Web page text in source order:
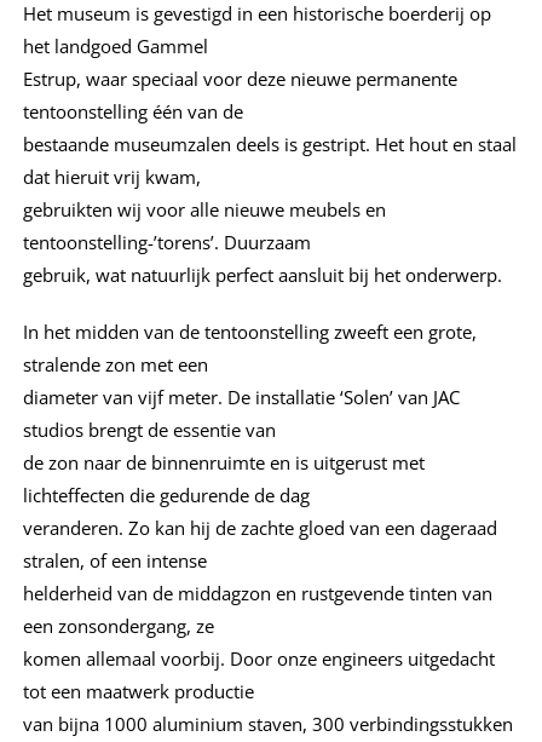
Het museum is gevestigd in een historische boerderij op
het landgoed Gammel
Estrup, waar speciaal voor deze nieuwe permanente
tentoonstelling één van de
bestaande museumzalen deels is gestript. Het hout en staal
dat hieruit vrij kwam,
gebruikten wij voor alle nieuwe meubels en
tentoonstelling-’torens’. Duurzaam
gebruik, wat natuurlijk perfect aansluit bij het onderwerp.
In het midden van de tentoonstelling zweeft een grote,
stralende zon met een
diameter van vijf meter. De installatie ‘Solen’ van JAC
studios brengt de essentie van
de zon naar de binnenruimte en is uitgerust met
lichteffecten die gedurende de dag
veranderen. Zo kan hij de zachte gloed van een dageraad
stralen, of een intense
helderheid van de middagzon en rustgevende tinten van
een zonsondergang, ze
komen allemaal voorbij. Door onze engineers uitgedacht
tot een maatwerk productie
van bijna 1000 aluminium staven, 300 verbindingsstukken